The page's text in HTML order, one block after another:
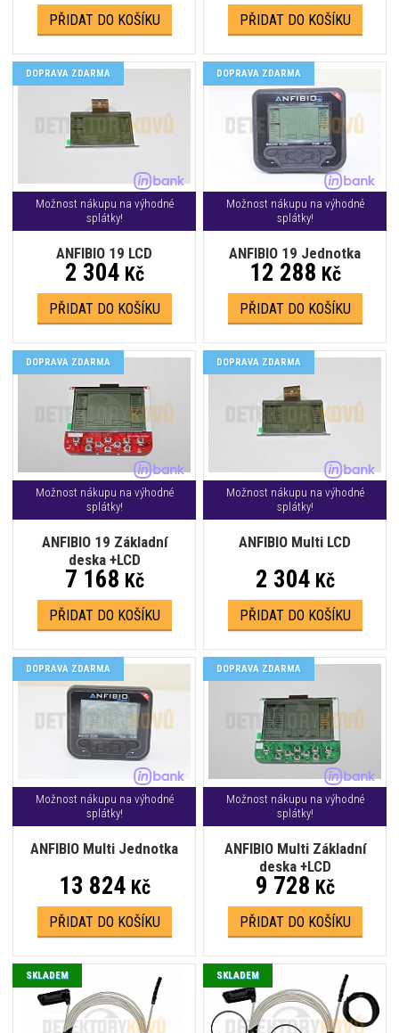
PŘIDAT DO KOŠÍKU PŘIDAT DO KOŠÍKU
Možnost nákupu na výhodné
splátky!
ANFIBIO 19 LCD
DOPRAVA ZDARMA
2 304 Kč
PŘIDAT DO KOŠÍKU
Možnost nákupu na výhodné
splátky!
ANFIBIO 19 Jednotka
DOPRAVA ZDARMA
12 288 Kč
PŘIDAT DO KOŠÍKU
Možnost nákupu na výhodné
splátky!
ANFIBIO 19 Základní
deska +LCD
DOPRAVA ZDARMA
7 168 Kč
PŘIDAT DO KOŠÍKU
Možnost nákupu na výhodné
splátky!
ANFIBIO Multi LCD
DOPRAVA ZDARMA
2 304 Kč
PŘIDAT DO KOŠÍKU
Možnost nákupu na výhodné
splátky!
ANFIBIO Multi Jednotka
DOPRAVA ZDARMA
13 824 Kč
PŘIDAT DO KOŠÍKU
Možnost nákupu na výhodné
splátky!
ANFIBIO Multi Základní
deska +LCD
DOPRAVA ZDARMA
9 728 Kč
PŘIDAT DO KOŠÍKU
SKLADEM SKLADEM